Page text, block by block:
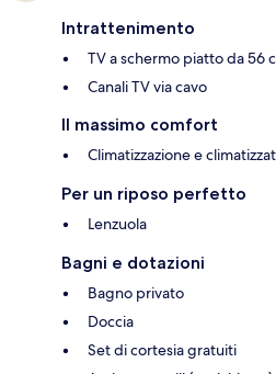
Intrattenimento
TV a schermo piatto da 56
Canali TV via cavo
Il massimo comfort
Climatizzazione e
Per un riposo perfetto
Lenzuola
Bagni e dotazioni
Bagno privato
Doccia
Set di cortesia gratuiti